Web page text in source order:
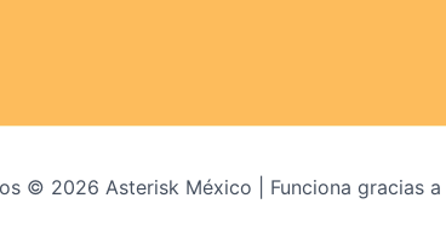
© 2026 Asterisk México | Funciona gracias a